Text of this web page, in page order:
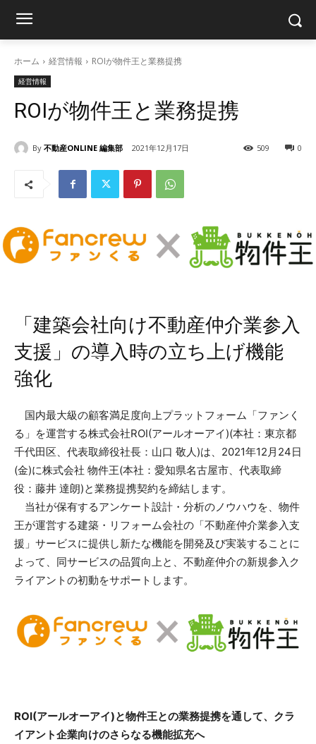
ホーム 経営情報 ROIが物件王と業務提携
経営情報
ROIが物件王と業務提携
By 不動産ONLINE 編集部 2021年12月17日 0
509
「建築会社向け不動産仲介業参入
支援」の導入時の立ち上げ機能
強化
国内最大級の顧客満足度向上プラットフォーム「ファンく
る」を運営する株式会社ROI(アールオーアイ)(本社：東京都
千代田区、代表取締役社長：山口 敬人)は、2021年12月24日
(金)に株式会社 物件王(本社：愛知県名古屋市、代表取締
役：藤井 達朗)と業務提携契約を締結します。
当社が保有するアンケート設計・分析のノウハウを、物件
王が運営する建築・リフォーム会社の「不動産仲介業参入支
援」サービスに提供し新たな機能を開発及び実装することに
よって、同サービスの品質向上と、不動産仲介の新規参入ク
ライアントの初動をサポートします。
ROI(アールオーアイ)と物件王との業務提携を通して、クラ
イアント企業向けのさらなる機能拡充へ